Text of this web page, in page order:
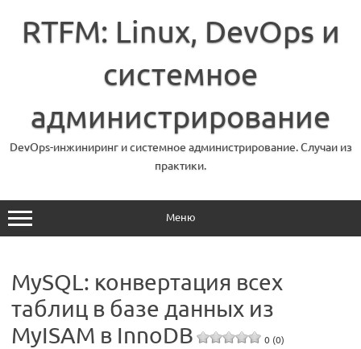
содержимому
RTFM: Linux, DevOps и
системное
администрирование
DevOps-инжиниринг и системное администрирование. Случаи из
практики.
Меню
MySQL: конвертация всех
таблиц в базе данных из
MyISAM в InnoDB
0 (0)